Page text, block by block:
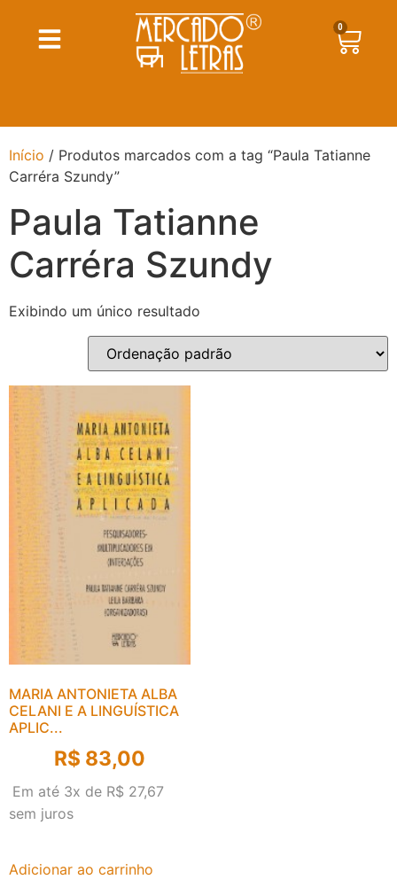
0
Início / Produtos marcados com a tag “Paula Tatianne
Carréra Szundy”
Paula Tatianne
Carréra Szundy
Exibindo um único resultado
MARIA ANTONIETA ALBA
CELANI E A LINGUÍSTICA
APLIC...
R$ 83,00
Em até 3x de R$ 27,67
sem juros
Adicionar ao carrinho